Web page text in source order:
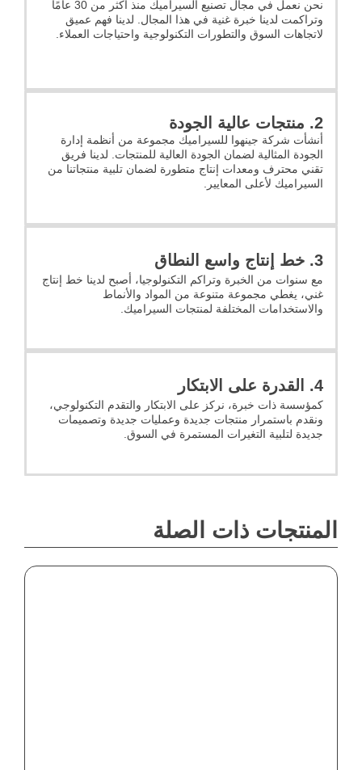
نحن نعمل في مجال تصنيع السيراميك منذ أكثر من 30 عامًا
وتراكمت لدينا خبرة غنية في هذا المجال. لدينا فهم عميق
لاتجاهات السوق والتطورات التكنولوجية واحتياجات العملاء.
2. منتجات عالية الجودة
أنشأت شركة جينهوا للسيراميك مجموعة من أنظمة إدارة
الجودة المثالية لضمان الجودة العالية للمنتجات. لدينا فريق
تقني محترف ومعدات إنتاج متطورة لضمان تلبية منتجاتنا من
السيراميك لأعلى المعايير.
3. خط إنتاج واسع النطاق
مع سنوات من الخبرة وتراكم التكنولوجيا، أصبح لدينا خط إنتاج
غني، يغطي مجموعة متنوعة من المواد والأنماط
والاستخدامات المختلفة لمنتجات السيراميك.
4. القدرة على الابتكار
كمؤسسة ذات خبرة، نركز على الابتكار والتقدم التكنولوجي،
ونقدم باستمرار منتجات جديدة وعمليات جديدة وتصميمات
جديدة لتلبية التغيرات المستمرة في السوق.
المنتجات ذات الصلة